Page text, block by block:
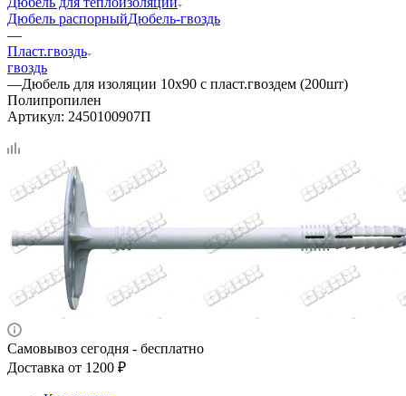
Дюбель распорныйДюбель-гвоздь
—
Пласт.гвоздь
гвоздь
—Дюбель для изоляции 10х90 с пласт.гвоздем (200шт)
Полипропилен
Артикул: 2450100907П
Самовывоз сегодня - бесплатно
Доставка от 1200 ₽